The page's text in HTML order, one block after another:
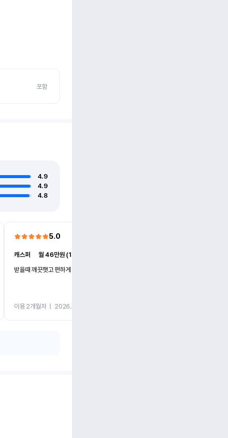
포함
4.9
4.9
4.8
5.0
캐스퍼
월 46만원 (1개월)
받을때 깨끗햇고 편하게 잘이용했습니다!
이용 2개월차ㅣ 2026.07.08